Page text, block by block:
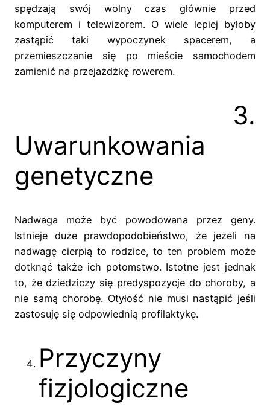
spędzają swój wolny czas głównie przed
komputerem i telewizorem. O wiele lepiej byłoby
zastąpić taki wypoczynek spacerem, a
przemieszczanie się po mieście samochodem
zamienić na przejażdżkę rowerem.
3.
Uwarunkowania
genetyczne
Nadwaga może być powodowana przez geny.
Istnieje duże prawdopodobieństwo, że jeżeli na
nadwagę cierpią to rodzice, to ten problem może
dotknąć także ich potomstwo. Istotne jest jednak
to, że dziedziczy się predyspozycje do choroby, a
nie samą chorobę. Otyłość nie musi nastąpić jeśli
zastosuję się odpowiednią profilaktykę.
Przyczyny
fizjologiczne